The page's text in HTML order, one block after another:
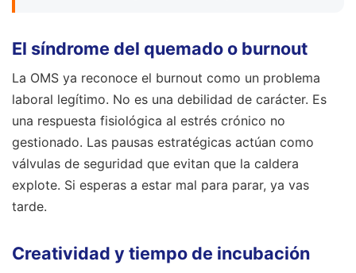
El síndrome del quemado o burnout
La OMS ya reconoce el burnout como un problema
laboral legítimo. No es una debilidad de carácter. Es
una respuesta fisiológica al estrés crónico no
gestionado. Las pausas estratégicas actúan como
válvulas de seguridad que evitan que la caldera
explote. Si esperas a estar mal para parar, ya vas
tarde.
Creatividad y tiempo de incubación